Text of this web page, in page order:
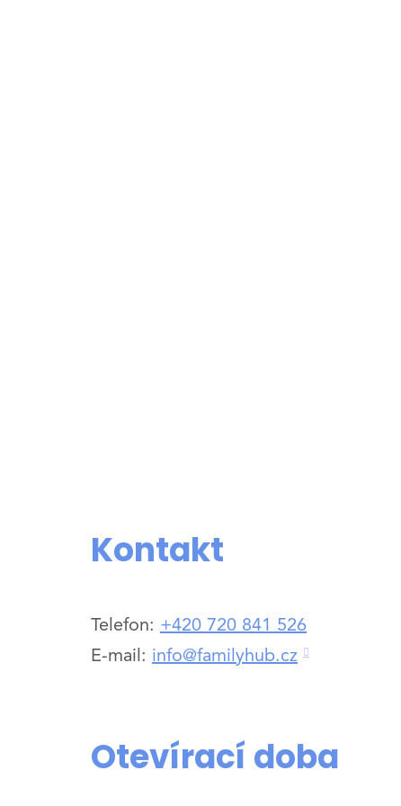
Kontakt
Telefon: +420 720 841 526
E-mail: info@familyhub.cz
Otevírací doba